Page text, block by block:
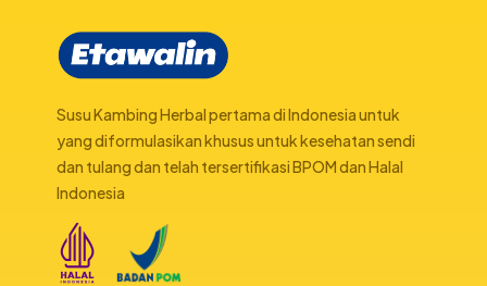
Susu Kambing Herbal pertama di Indonesia untuk
yang diformulasikan khusus untuk kesehatan sendi
dan tulang dan telah tersertifikasi BPOM dan Halal
Indonesia